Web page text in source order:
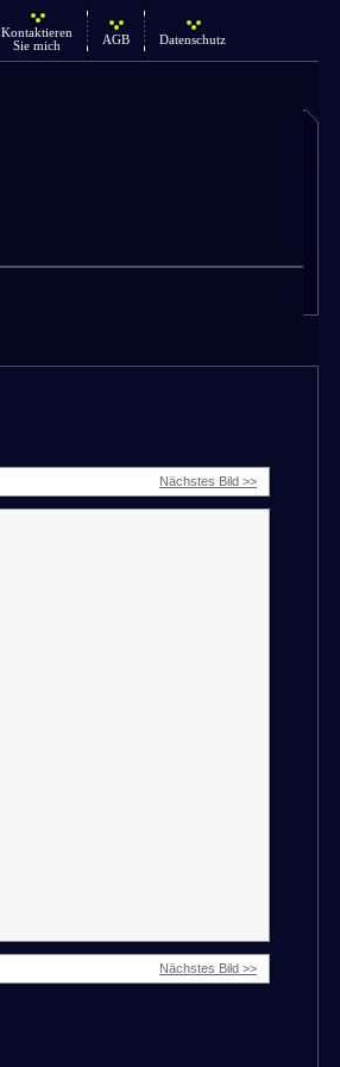
Kontaktieren
Sie mich
AGB Datenschutz
Nächstes Bild >>
Nächstes Bild >>